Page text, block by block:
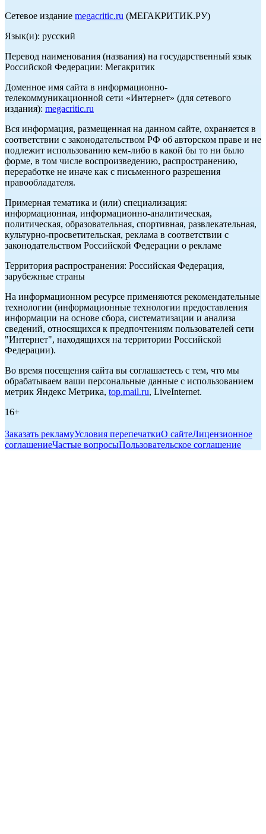
Сетевое издание megacritic.ru (МЕГАКРИТИК.РУ)
Язык(и): русский
Перевод наименования (названия) на государственный язык
Российской Федерации: Мегакритик
Доменное имя сайта в информационно-
телекоммуникационной сети «Интернет» (для сетевого
издания): megacritic.ru
Вся информация, размещенная на данном сайте, охраняется в
соответствии с законодательством РФ об авторском праве и не
подлежит использованию кем-либо в какой бы то ни было
форме, в том числе воспроизведению, распространению,
переработке не иначе как с письменного разрешения
правообладателя.
Примерная тематика и (или) специализация:
информационная, информационно-аналитическая,
политическая, образовательная, спортивная, развлекательная,
культурно-просветительская, реклама в соответствии с
законодательством Российской Федерации о рекламе
Территория распространения: Российская Федерация,
зарубежные страны
На информационном ресурсе применяются рекомендательные
технологии (информационные технологии предоставления
информации на основе сбора, систематизации и анализа
сведений, относящихся к предпочтениям пользователей сети
"Интернет", находящихся на территории Российской
Федерации).
Во время посещения сайта вы соглашаетесь с тем, что мы
обрабатываем ваши персональные данные с использованием
метрик Яндекс Метрика, top.mail.ru, LiveInternet.
16+
Заказать рекламуУсловия перепечаткиО сайтеЛицензионное
соглашениеЧастые вопросыПользовательское соглашение